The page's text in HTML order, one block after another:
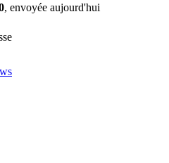
, envoyée aujourd'hui